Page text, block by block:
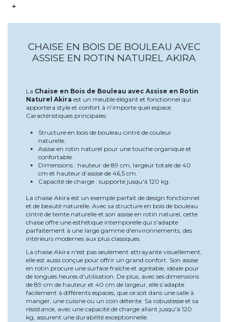
+
CHAISE EN BOIS DE BOULEAU AVEC
ASSISE EN ROTIN NATUREL AKIRA
La Chaise en Bois de Bouleau avec Assise en Rotin
Naturel Akira est un meuble élégant et fonctionnel qui
apportera style et confort à n'importe quel espace.
Caractéristiques principales:
Structure en bois de bouleau cintré de couleur
naturelle.
Assise en rotin naturel pour une touche organique et
confortable.
Dimensions : hauteur de 89 cm, largeur totale de 40
cm et hauteur d’assise de 46,5 cm.
Capacité de charge : supporte jusqu'à 120 kg.
La chaise Akira est un exemple parfait de design fonctionnel
et de beauté naturelle. Avec sa structure en bois de bouleau
cintré de teinte naturelle et son assise en rotin naturel, cette
chaise offre une esthétique intemporelle qui s'adapte
parfaitement à une large gamme d'environnements, des
intérieurs modernes aux plus classiques.
La chaise Akira n'est pas seulement attrayante visuellement,
elle est aussi conçue pour offrir un grand confort. Son assise
en rotin procure une surface fraîche et agréable, idéale pour
de longues heures d'utilisation. De plus, avec ses dimensions
de 89 cm de hauteur et 40 cm de largeur, elle s’adapte
facilement à différents espaces, que ce soit dans une salle à
manger, une cuisine ou un coin détente. Sa robustesse et sa
résistance, avec une capacité de charge allant jusqu'à 120
kg, assurent une durabilité exceptionnelle.